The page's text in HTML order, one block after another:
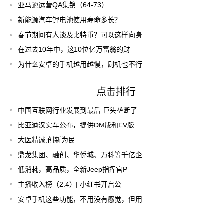
亚马逊运营QA集锦（64-73）
新能源汽车锂电池使用寿命多长？
春节期间有人谈及比特币？可以这样向身
在过去10年中，这10位亿万富翁的财
为什么安卓的手机越用越慢，刷机也不行
点击排行
中国互联网行业发展到最后 巨头垄断了
比亚迪汉实车公布，提供DM版和EV版
大医精诚,创新为民
鼎龙集团、融创、华侨城、万科等千亿企
低消耗，高品质，全新Jeep指挥官P
主播收入榜（2.4）| 小红书开启公
安卓手机这些功能，不用没有感觉，但用